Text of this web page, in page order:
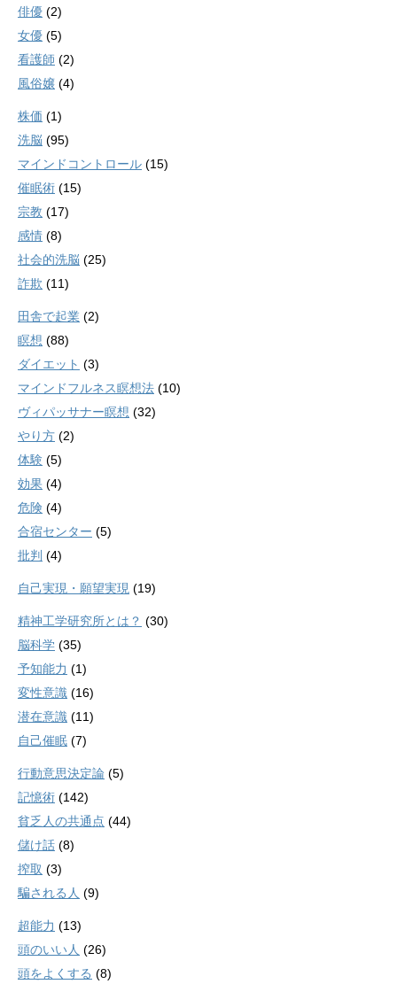
俳優 (2)
女優 (5)
看護師 (2)
風俗嬢 (4)
株価 (1)
洗脳 (95)
マインドコントロール (15)
催眠術 (15)
宗教 (17)
感情 (8)
社会的洗脳 (25)
詐欺 (11)
田舎で起業 (2)
瞑想 (88)
ダイエット (3)
マインドフルネス瞑想法 (10)
ヴィパッサナー瞑想 (32)
やり方 (2)
体験 (5)
効果 (4)
危険 (4)
合宿センター (5)
批判 (4)
自己実現・願望実現 (19)
精神工学研究所とは？ (30)
脳科学 (35)
予知能力 (1)
変性意識 (16)
潜在意識 (11)
自己催眠 (7)
行動意思決定論 (5)
記憶術 (142)
貧乏人の共通点 (44)
儲け話 (8)
搾取 (3)
騙される人 (9)
超能力 (13)
頭のいい人 (26)
頭をよくする (8)